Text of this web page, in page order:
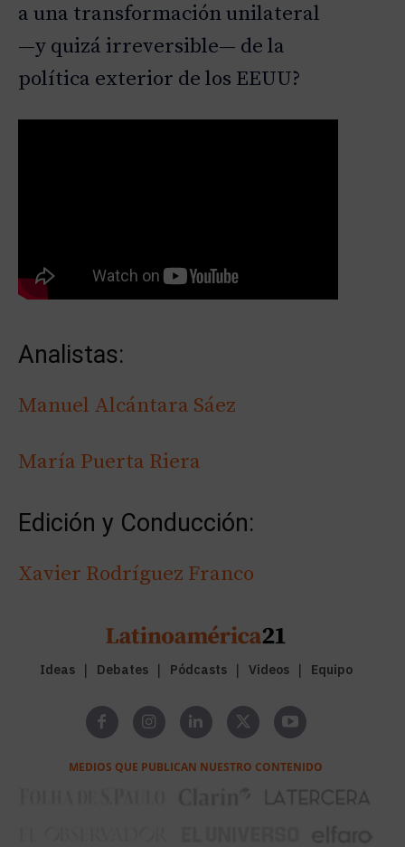
a una transformación unilateral
—y quizá irreversible— de la
política exterior de los EEUU?
Analistas:
Manuel Alcántara Sáez
María Puerta Riera
Edición y Conducción:
Xavier Rodríguez Franco
Ideas Debates Pódcasts Videos Equipo
MEDIOS QUE PUBLICAN NUESTRO CONTENIDO